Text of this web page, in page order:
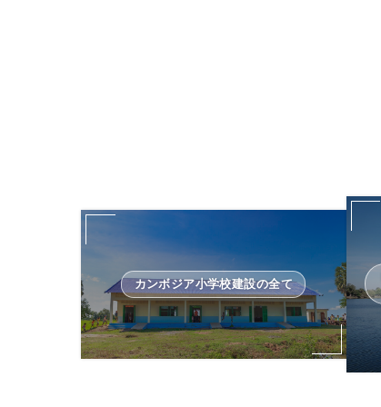
カンボジア小学校建設の全て